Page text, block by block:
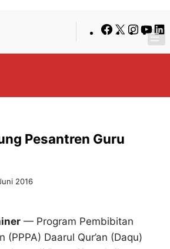
Facebook
X
Pesantren Guru
2016
— Program Pembibitan
(PPPA) Daarul Qur’an (Daqu)